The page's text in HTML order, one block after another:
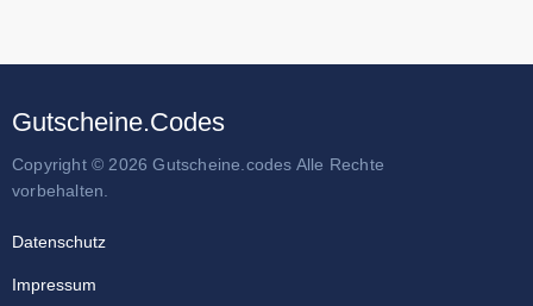
Gutscheine.Codes
Copyright © 2026 Gutscheine.codes Alle Rechte
vorbehalten.
Datenschutz
Impressum